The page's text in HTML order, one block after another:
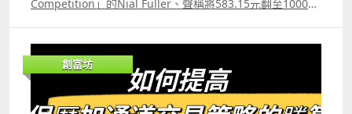
的策略是由複雜的策略進行簡化，目的就是提高真實交易時
James Altucher在《Trade Like a Hedge Fund》中曾經提
及一套名為「Unilateral Pairs Trading」的策略便很值得參
考，筆者研究Pair Trade的方法已經很久，而James
Competition」的Nial Fuller、聲稱將583.15元翻至1000萬
Strategy，今天想跟大家討論有關Ross Cameron的事跡及
他的交易策略。 Ross Cameron的影片相信很多讀者都在
Youtube看過，看他的樣子就看不出已經58歲，若稱它為
Daytrade大師應該大家也很同意，他的Youtube名稱就稱為
創富坊